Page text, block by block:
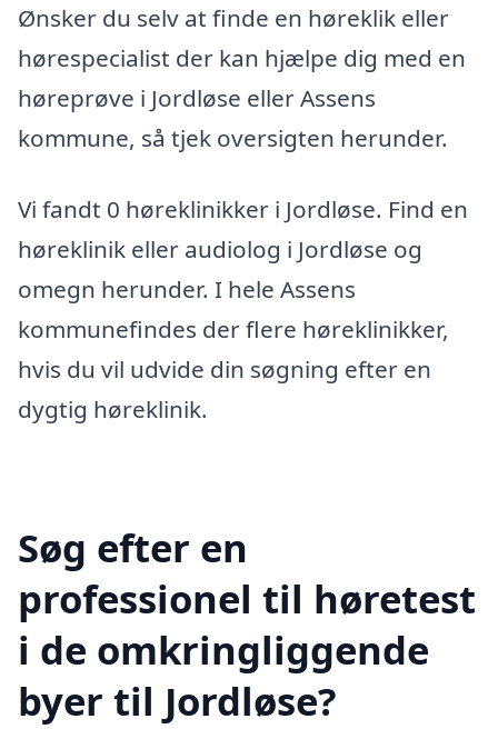
Ønsker du selv at finde en høreklik eller
hørespecialist der kan hjælpe dig med en
høreprøve i Jordløse eller Assens
kommune, så tjek oversigten herunder.
Vi fandt 0 høreklinikker i Jordløse. Find en
høreklinik eller audiolog i Jordløse og
omegn herunder. I hele Assens
kommunefindes der flere høreklinikker,
hvis du vil udvide din søgning efter en
dygtig høreklinik.
Søg efter en
professionel til høretest
i de omkringliggende
byer til Jordløse?